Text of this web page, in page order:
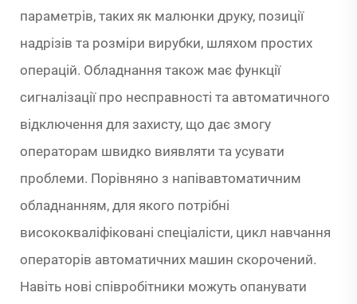
параметрів, таких як малюнки друку, позиції
надрізів та розміри вирубки, шляхом простих
операцій. Обладнання також має функції
сигналізації про несправності та автоматичного
відключення для захисту, що дає змогу
операторам швидко виявляти та усувати
проблеми. Порівняно з напівавтоматичним
обладнанням, для якого потрібні
висококваліфіковані спеціалісти, цикл навчання
операторів автоматичних машин скорочений.
Навіть нові співробітники можуть опанувати